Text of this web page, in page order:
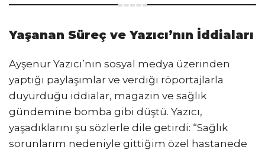
Yaşanan Süreç ve Yazıcı’nın İddiaları
Ayşenur Yazıcı’nın sosyal medya üzerinden
yaptığı paylaşımlar ve verdiği röportajlarla
duyurduğu iddialar, magazin ve sağlık
gündemine bomba gibi düştü. Yazıcı,
yaşadıklarını şu sözlerle dile getirdi: “Sağlık
sorunlarım nedeniyle gittiğim özel hastanede